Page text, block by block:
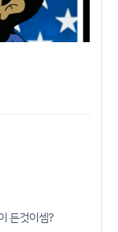
든것이셈?